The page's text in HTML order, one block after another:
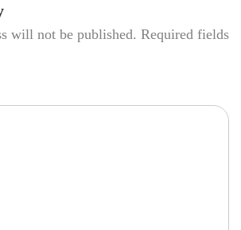
will not be published. Required fields